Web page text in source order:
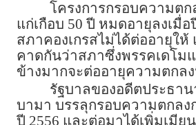
โครงการกรอบความตก
แก่เกือบ 50 ปี หมดอายุลงเมื่อ
สภาคองเกรสไม่ได้ต่ออายุใ
คาดกันว่าสภาซึ่งพรรคเดโม
ข้างมากจะต่ออายุความตกล
รัฐบาลของอดีตประธา
บามา บรรลุกรอบความตกลง
ปี 2556 และต่อมาได้เพิ่มเมีย